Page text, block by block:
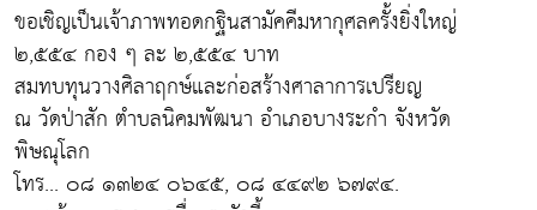
ขอเชิญเป็นเจ้าภาพทอดกฐินสามัคคีมหากุศลครั้งยิ่งใหญ่
๒,๕๕๔ กอง ๆ ละ ๒,๕๕๔ บาท
สมทบทุนวางศิลาฤกษ์และก่อสร้างศาลาการเปรียญ
ณ วัดป่าสัก ตำบลนิคมพัฒนา อำเภอบางระกำ จังหวัด
พิษณุโลก
โทร... ๐๘ ๑๓๒๔ ๐๖๔๕, ๐๘ ๔๔๙๒ ๖๗๙๔.